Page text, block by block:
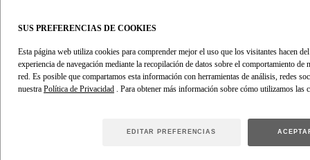
SUS PREFERENCIAS DE COOKIES
Esta página web utiliza cookies para comprender mejor el uso que los visitantes hacen
experiencia de navegación mediante la recopilación de datos sobre el comportamiento
red. Es posible que compartamos esta información con herramientas de análisis, redes
nuestra Política de Privacidad . Para obtener más información sobre cómo utilizamos las
EDITAR PREFERENCIAS
595 €